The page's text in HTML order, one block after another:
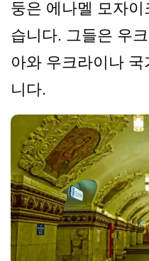
둥은 에나멜 모자
습니다. 그들은 우
아와 우크라이나
니다.